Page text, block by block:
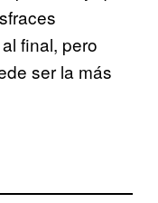
final, pero
ser la más